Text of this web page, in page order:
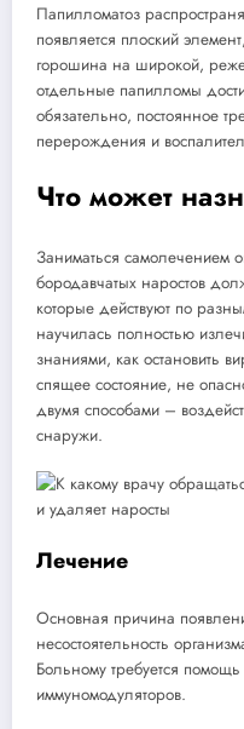
Папилломатоз
появляется плоский
горошина на широкой,
отдельные папилломы
обязательно, постоянное
перерождения и
Что может
Заниматься самолечением
бородавчатых наростов
которые действуют по
научилась полностью
знаниями, как остановить
спящее состояние, не
двумя способами –
снаружи.
Лечение
Основная причина
несостоятельность
Больному требуется
иммуномодуляторов.